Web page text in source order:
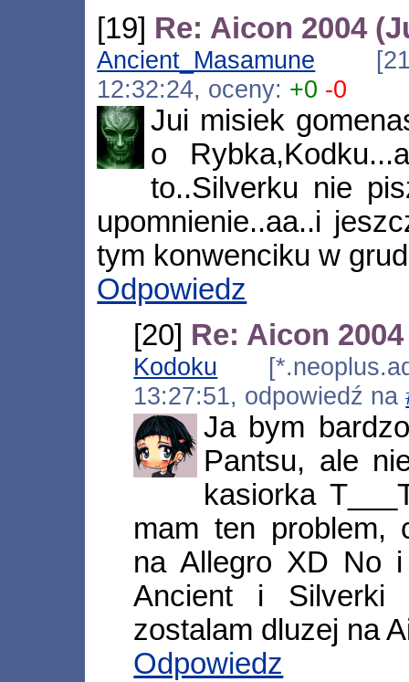
[19] Re: Aicon 2004
Ancient_Masamune
12:32:24, oceny: +0 -0
Jui misiek
o
to..Silverku nie
upomnienie..aa..i
tym konwenciku w
Odpowiedz
[20] Re: Aicon
Kodoku
13:27:51, odpowiedź na
Ja bym
Pantsu, ale
kasiorka
mam ten problem,
na Allegro XD No
Ancient i
zostalam dluzej na
Odpowiedz